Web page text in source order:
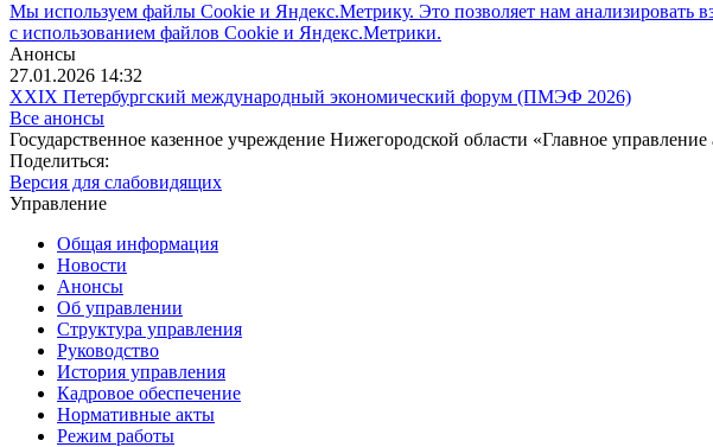
Мы используем файлы Cookie и Яндекс.Метрику. Это позволяет нам анализировать
с использованием файлов Cookie и Яндекс.Метрики.
Анонсы
27.01.2026 14:32
XXIX Петербургский международный экономический форум (ПМЭФ 2026)
Все анонсы
Государственное казенное учреждение Нижегородской области «Главное
Поделиться:
Версия для слабовидящих
Управление
Общая информация
Новости
Анонсы
Об управлении
Структура управления
Руководство
История управления
Кадровое обеспечение
Нормативные акты
Режим работы